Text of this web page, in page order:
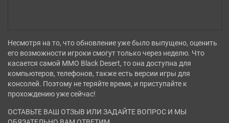
Несмотря на то, что обновление уже было выпущено, оценить
его возможности игроки смогут только через неделю. Что
касается самой ММО Black Desert, то она доступна для
компьютеров, телефонов, также есть версии игры для
консолей. Поэтому не теряйте время, и приступайте к
прохождению уже сейчас!
ОСТАВЬТЕ ВАШ ОТЗЫВ ИЛИ ЗАДАЙТЕ ВОПРОС И МЫ